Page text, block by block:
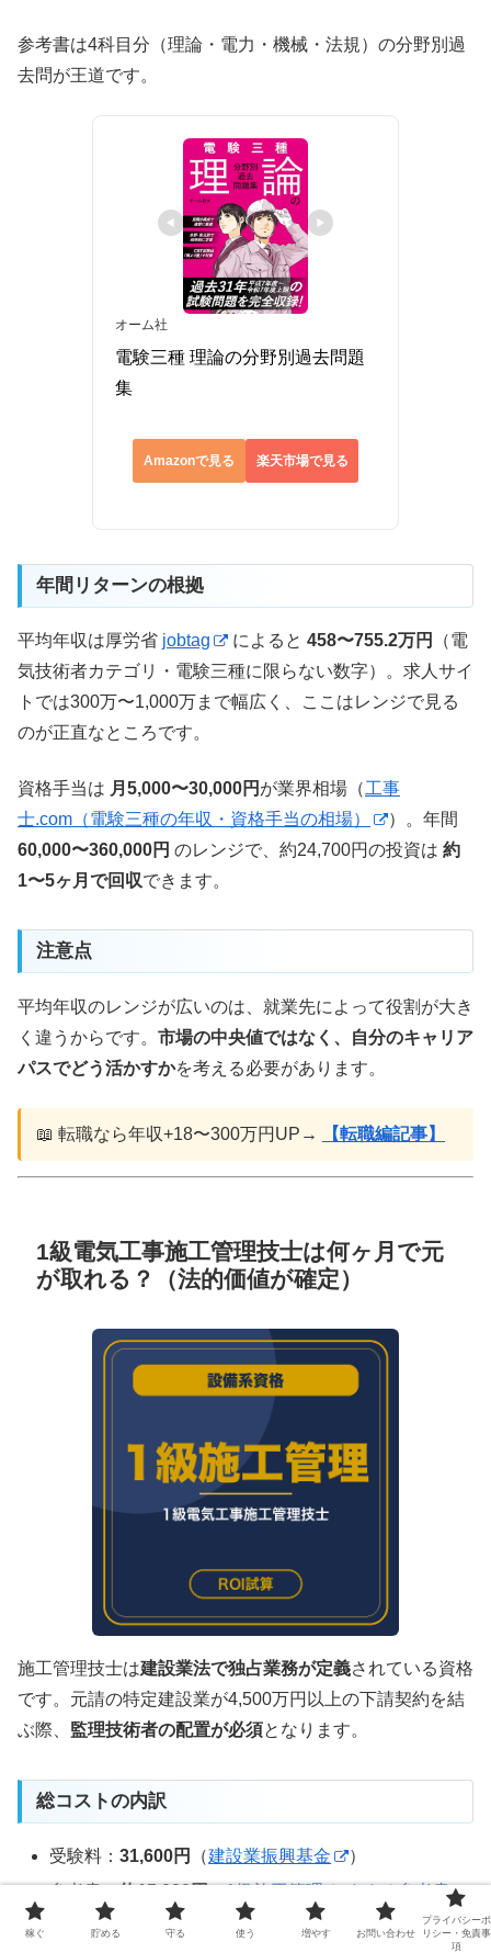
参考書は4科目分（理論・電力・機械・法規）の分野別過
去問が王道です。
オーム社
電験三種 理論の分野別過去問題
集
Amazonで見る 楽天市場で見る
年間リターンの根拠
平均年収は厚労省 jobtag によると 458〜755.2万円
（電
気技術者カテゴリ・電験三種に限らない数字）。求人サイ
トでは300万〜1,000万まで幅広く、ここはレンジで見る
のが正直なところです。
資格手当は 月5,000〜30,000円 が業界相場（工事
士.com（電験三種の年収・資格手当の相場）
）。年間
60,000〜360,000円 のレンジで、約24,700円の投資は 約
1〜5ヶ月で回収できます。
注意点
平均年収のレンジが広いのは、就業先によって役割が大き
く違うからです。 市場の中央値ではなく、自分のキャリア
パスでどう活かすかを考える必要があります。
📖 転職なら年収+18〜300万円UP→ 【転職編記事】
1級電気工事施工管理技士は何ヶ月で元
が取れる？（法的価値が確定）
施工管理技士は建設業法で独占業務が定義されている資格
です。元請の特定建設業が4,500万円以上の下請契約を結
ぶ際、 監理技術者の配置が必須となります。
総コストの内訳
受験料：31,600円 （建設業振興基金
）
参考書：約15,000円（1級施工管理 おすすめ参考書）
合計：約47,000円
稼ぐ 貯める 守る 使う 増やす お問い合わせ
プライバシーポ
リシー・免責事
項